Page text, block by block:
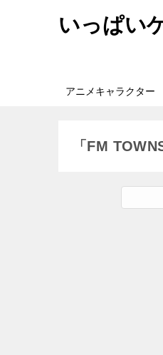
いっぱい
アニメキャラクター
「FM